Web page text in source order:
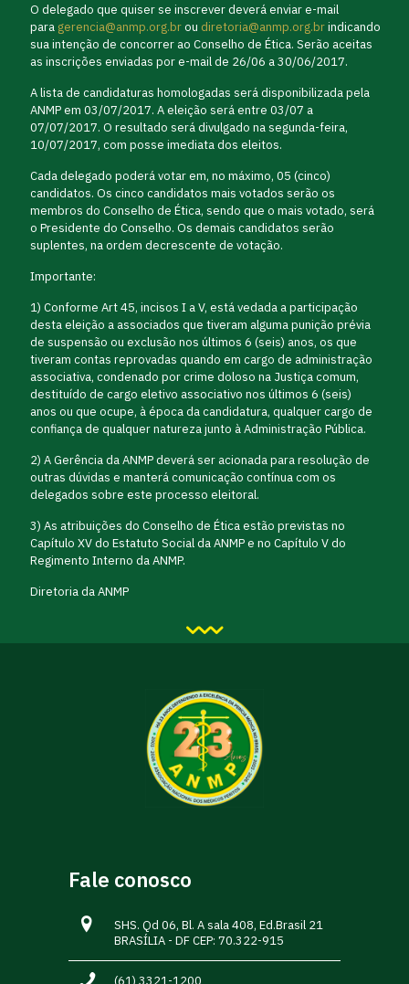
O delegado que quiser se inscrever deverá enviar e-mail
para gerencia@anmp.org.brou diretoria@anmp.org.brindicando
sua intenção de concorrer ao Conselho de Ética. Serão aceitas
as inscrições enviadas por e-mail de 26/06 a 30/06/2017.
A lista de candidaturas homologadas será disponibilizada pela
ANMP em 03/07/2017. A eleição será entre 03/07 a
07/07/2017. O resultado será divulgado na segunda-feira,
10/07/2017, com posse imediata dos eleitos.
Cada delegado poderá votar em, no máximo, 05 (cinco)
candidatos. Os cinco candidatos mais votados serão os
membros do Conselho de Ética, sendo que o mais votado, será
o Presidente do Conselho. Os demais candidatos serão
suplentes, na ordem decrescente de votação.
Importante:
1) Conforme Art 45, incisos I a V, está vedada a participação
desta eleição a associados que tiveram alguma punição prévia
de suspensão ou exclusão nos últimos 6 (seis) anos, os que
tiveram contas reprovadas quando em cargo de administração
associativa, condenado por crime doloso na Justiça comum,
destituído de cargo eletivo associativo nos últimos 6 (seis)
anos ou que ocupe, à época da candidatura, qualquer cargo de
confiança de qualquer natureza junto à Administração Pública.
2) A Gerência da ANMP deverá ser acionada para resolução de
outras dúvidas e manterá comunicação contínua com os
delegados sobre este processo eleitoral.
3) As atribuições do Conselho de Ética estão previstas no
Capítulo XV do Estatuto Social da ANMP e no Capítulo V do
Regimento Interno da ANMP.
Diretoria da ANMP
Fale conosco
SHS. Qd 06, Bl. A sala 408, Ed.Brasil 21
BRASÍLIA - DF CEP: 70.322-915
(61) 3321-1200